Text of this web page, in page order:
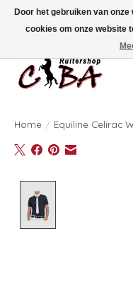
Bij vragen kan u ons
Ambachtstraat 22 A, 3530
Home / Equiline Celirac
Door het gebruiken van
cookies om onze website